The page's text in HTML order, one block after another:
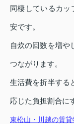
同棲しているカッ
安です。
自炊の回数を増や
つながります。
生活費を折半する
応じた負担割合に
東松山・川越の賃